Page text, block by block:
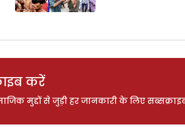
करें
मुद्दों से जुड़ी हर जानकारी के लिए